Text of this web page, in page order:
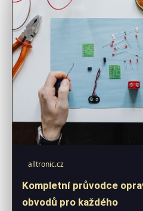
alltronic.cz
Kompletní průvodce
obvodů pro každého